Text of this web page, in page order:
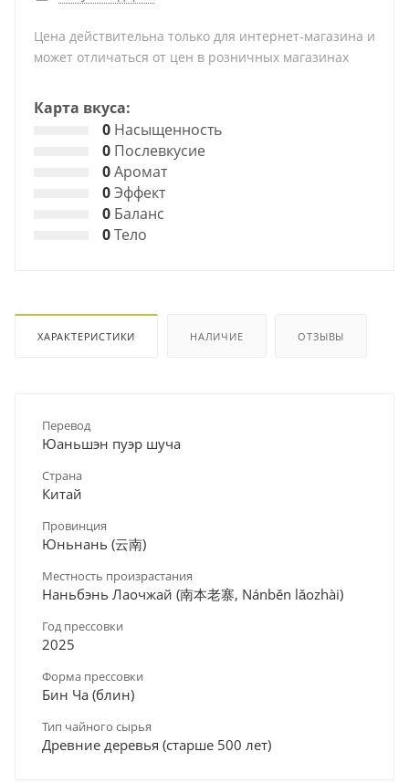
Цена действительна только для интернет-магазина и
может отличаться от цен в розничных магазинах
Карта вкуса:
0 Насыщенность
0 Послевкусие
0Аромат
0Эффект
0 Баланс
0Тело
ХАРАКТЕРИСТИКИ НАЛИЧИЕ ОТЗЫВЫ
Перевод
Юаньшэн пуэр шуча
Страна
Китай
Провинция
Юньнань (云南)
Местность произрастания
Наньбэнь Лаочжай (南本老寨, Nánběn lǎozhài)
Год прессовки
2025
Форма прессовки
Бин Ча (блин)
Тип чайного сырья
Древние деревья (старше 500 лет)